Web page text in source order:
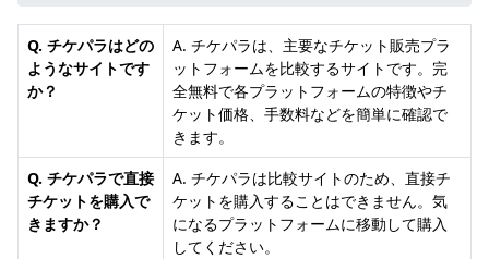
Q. チケパラはどの
ようなサイトです
か？
A. チケパラは、主要なチケット販売プラ
ットフォームを比較するサイトです。完
全無料で各プラットフォームの特徴やチ
ケット価格、手数料などを簡単に確認で
きます。
Q. チケパラで直接
チケットを購入で
きますか？
A. チケパラは比較サイトのため、直接チ
ケットを購入することはできません。気
になるプラットフォームに移動して購入
してください。